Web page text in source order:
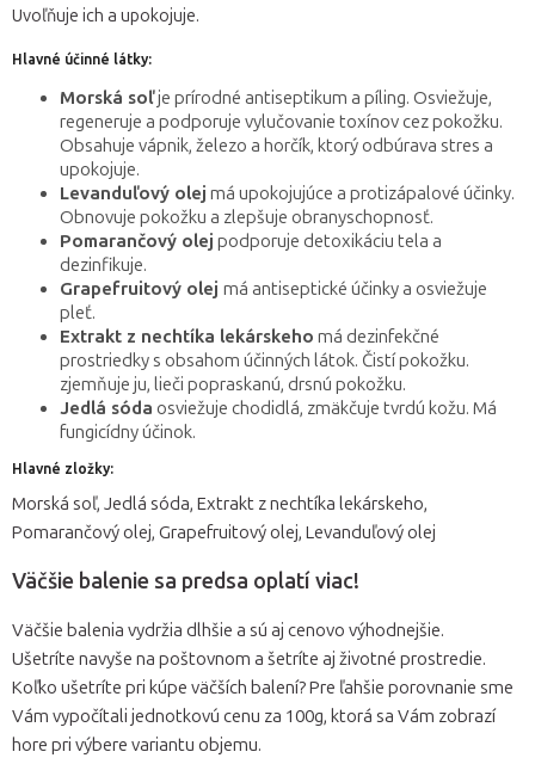
Uvoľňuje ich a upokojuje.
Hlavné účinné látky:
Morská soľje prírodné antiseptikum a píling. Osviežuje,
regeneruje a podporuje vylučovanie toxínov cez pokožku.
Obsahuje vápnik, železo a horčík, ktorý odbúrava stres a
upokojuje.
Levanduľový olej má upokojujúce a protizápalové účinky.
Obnovuje pokožku a zlepšuje obranyschopnosť.
Pomarančový olej podporuje detoxikáciu tela a
dezinfikuje.
Grapefruitový olej má antiseptické účinky a osviežuje
pleť.
Extrakt z nechtíka lekárskeho má dezinfekčné
prostriedky s obsahom účinných látok. Čistí pokožku.
zjemňuje ju, lieči popraskanú, drsnú pokožku.
Jedlá sóda osviežuje chodidlá, zmäkčuje tvrdú kožu. Má
fungicídny účinok.
Hlavné zložky:
Morská soľ, Jedlá sóda, Extrakt z nechtíka lekárskeho,
Pomarančový olej, Grapefruitový olej, Levanduľový olej
Väčšie balenie sa predsa oplatí viac!
Väčšie balenia vydržia dlhšie a sú aj cenovo výhodnejšie.
Ušetríte navyše na poštovnom a šetríte aj životné prostredie.
Koľko ušetríte pri kúpe väčších balení? Pre ľahšie porovnanie sme
Vám vypočítali jednotkovú cenu za 100g, ktorá sa Vám zobrazí
hore pri výbere variantu objemu.